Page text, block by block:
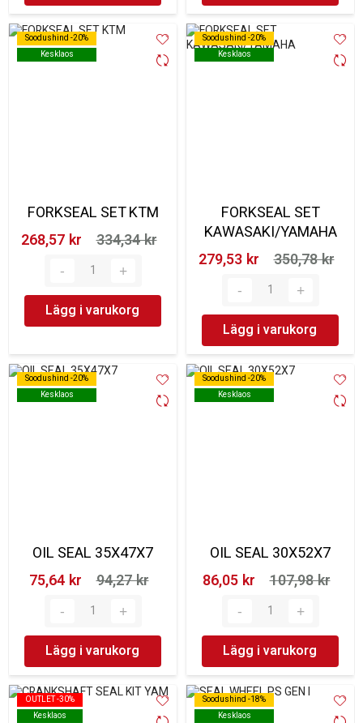
Soodushind -20%
Kesklaos
Soodushind -20%
Kesklaos
FORKSEAL SET KTM
268,57 kr‎
334,34 kr‎
Lägg i varukorg
Soodushind -20%
Kesklaos
Soodushind -20%
Kesklaos
FORKSEAL SET
KAWASAKI/YAMAHA
279,53 kr‎
350,78 kr‎
Lägg i varukorg
Soodushind -20%
Kesklaos
Soodushind -20%
Kesklaos
OIL SEAL 35X47X7
75,64 kr‎
94,27 kr‎
Lägg i varukorg
Soodushind -20%
Kesklaos
Soodushind -20%
Kesklaos
OIL SEAL 30X52X7
86,05 kr‎
107,98 kr‎
Lägg i varukorg
OUTLET -30%
Kesklaos
OUTLET -30%
Kesklaos
Soodushind -18%
Kesklaos
Soodushind -18%
Kesklaos